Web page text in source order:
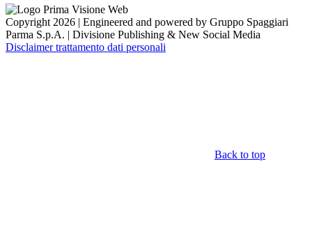
Copyright 2026 | Engineered and powered by Gruppo Spaggiari
Parma S.p.A. | Divisione Publishing & New Social Media
Disclaimer trattamento dati personali
Back to top